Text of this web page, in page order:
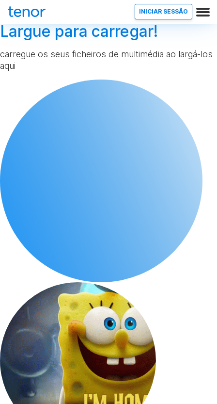
INICIAR SESSÃO
Largue para carregar!
carregue os seus ficheiros de multimédia ao largá-los
aqui